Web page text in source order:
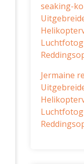
seaking-
Jermaine